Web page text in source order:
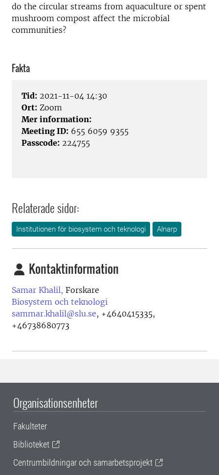
do the circular streams from aquaculture or spent
mushroom compost affect the microbial
communities?
Fakta
Tid: 2021-11-04 14:30
Ort: Zoom
Mer information:
Meeting ID: 655 6059 9355
Passcode: 224755
Relaterade sidor:
Institutionen för biosystem och teknologi Alnarp
Kontaktinformation
Samar Khalil, Forskare
Biosystem och teknologi
sammar.khalil@slu.se, +4640415335,
+46738680773
Organisationsenheter
Fakulteter
Biblioteket
Centrumbildningar och samarbetsprojekt